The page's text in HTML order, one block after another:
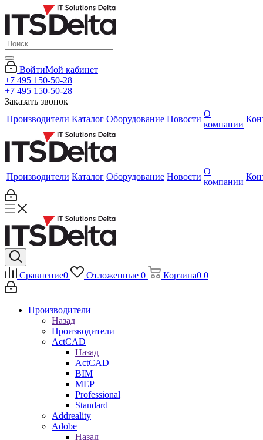
ВойтиМой кабинет
+7 495 150-50-28
+7 495 150-50-28
Заказать звонок
Производители Каталог Оборудование Новости
О
компании
Производители Каталог Оборудование Новости
О
компании
Сравнение0 Отложенные 0 Корзина0 0
Производители
Назад
Производители
ActCAD
Назад
ActCAD
BIM
MEP
Professional
Standard
Addreality
Adobe
Назад